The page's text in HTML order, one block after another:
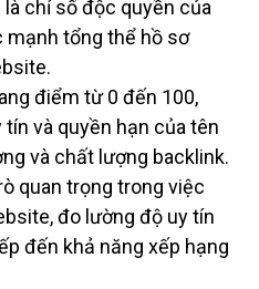
là chỉ số độc quyền của
mạnh tổng thể hồ sơ
điểm từ 0 đến 100,
và quyền hạn của tên
và chất lượng backlink.
quan trọng trong việc
đo lường độ uy tín
đến khả năng xếp hạng